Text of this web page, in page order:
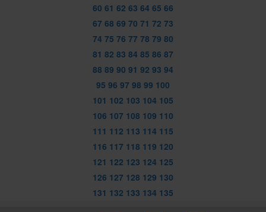
60 61 62 63 64 65 66
67 68 69 70 71 72 73
74 75 76 77 78 79 80
81 82 83 84 85 86 87
88 89 90 91 92 93 94
95 96 97 98 99 100
101 102 103 104 105
106 107 108 109 110
111 112 113 114 115
116 117 118 119 120
121 122 123 124 125
126 127 128 129 130
131 132 133 134 135